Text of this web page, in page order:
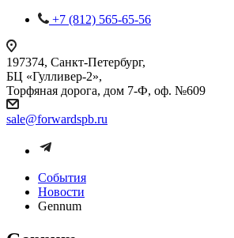
+7 (812) 565-65-56
197374, Санкт-Петербург,
БЦ «Гулливер-2»,
Торфяная дорога, дом 7-Ф, оф. №609
sale@forwardspb.ru
События
Новости
Gennum